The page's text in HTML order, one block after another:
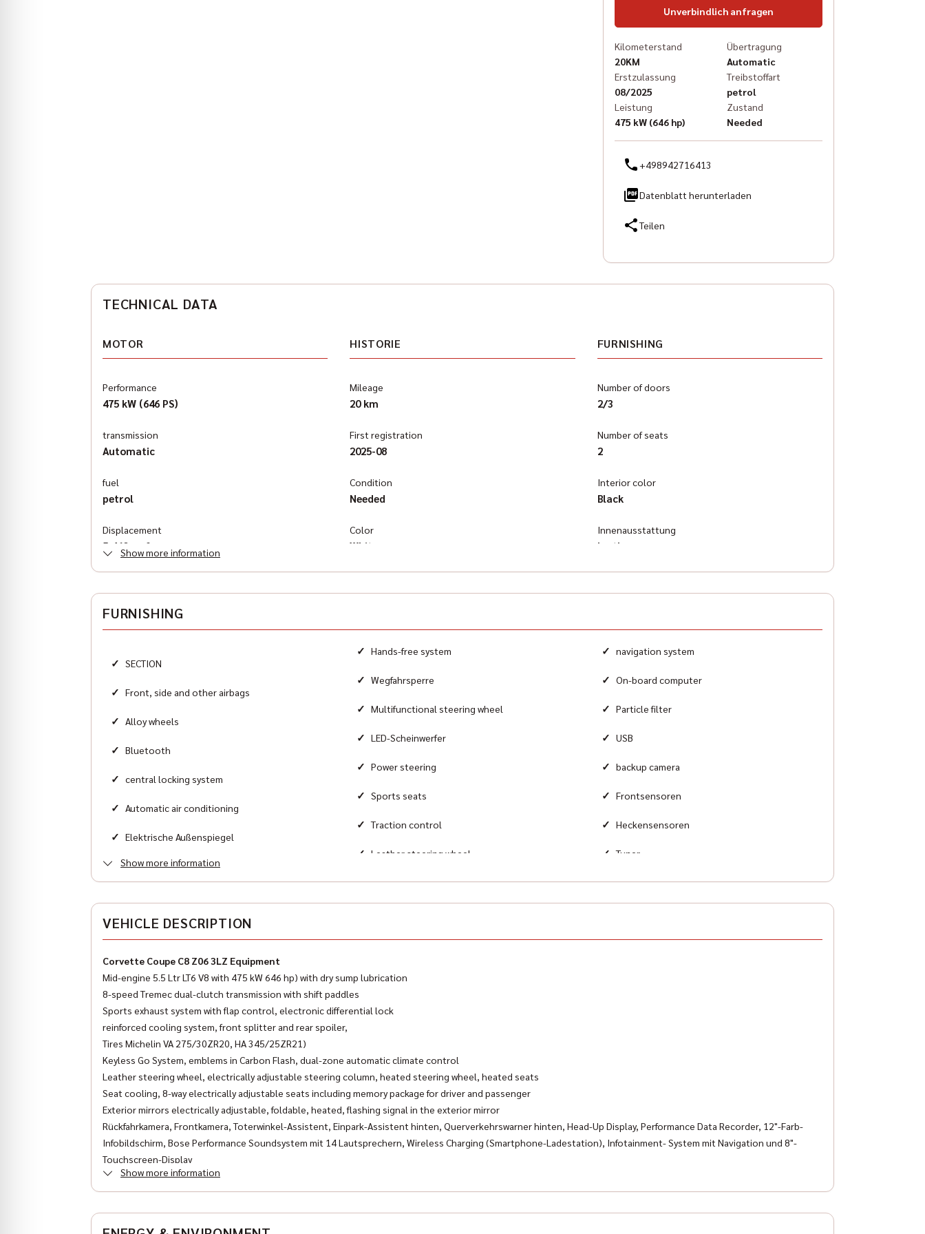
Unverbindlich anfragen
Kilometerstand
20KM
Erstzulassung
08/2025
Leistung
475 kW (646 hp)
Übertragung
Automatic
Treibstoffart
petrol
Zustand
Needed
+498942716413
Datenblatt herunterladen
Teilen
TECHNICAL DATA
MOTOR
Performance
475 kW (646 PS)
transmission
Automatic
fuel
petrol
Displacement
5,460 cm³
Heckantrieb
Sports car
HISTORIE
Mileage
20 km
First registration
2025-08
Condition
Needed
Color
White
G8G Arctic White
FURNISHING
Number of doors
2/3
Number of seats
2
Interior color
Black
Innenausstattung
leather
Automatic air conditioning
Show more information
FURNISHING
✓ SECTION
✓ Front, side and other airbags
✓ Alloy wheels
✓ Bluetooth
✓ central locking system
✓ Automatic air conditioning
✓ Elektrische Außenspiegel
✓ Elektrische Fensterheber
✓ Hands-free system
✓ Wegfahrsperre
✓ Multifunctional steering wheel
✓ LED-Scheinwerfer
✓ Power steering
✓ Sports seats
✓ Traction control
✓ Leather steering wheel
✓ Tire pressure control
✓ navigation system
✓ On-board computer
✓ Particle filter
✓ USB
✓ backup camera
✓ Frontsensoren
✓ Heckensensoren
✓ Tuner
Show more information
VEHICLE DESCRIPTION
Corvette Coupe C8 Z06 3LZ Equipment
Mid-engine 5.5 Ltr LT6 V8 with 475 kW 646 hp) with dry sump lubrication
8-speed Tremec dual-clutch transmission with shift paddles
Sports exhaust system with flap control, electronic differential lock
reinforced cooling system, front splitter and rear spoiler,
Tires Michelin VA 275/30ZR20, HA 345/25ZR21)
Keyless Go System, emblems in Carbon Flash, dual-zone automatic climate control
Leather steering wheel, electrically adjustable steering column, heated steering wheel, heated seats
Seat cooling, 8-way electrically adjustable seats including memory package for driver and passenger
Exterior mirrors electrically adjustable, foldable, heated, flashing signal in the exterior mirror
Rückfahrkamera, Frontkamera, Toterwinkel-Assistent, Einpark-Assistent hinten, Querverkehrswarner hinten, Head-Up Display, Performance Data Recorder, 12"-Farb-
Infobildschirm, Bose Performance Soundsystem mit 14 Lautsprechern, Wireless Charging (Smartphone-Ladestation), Infotainment- System mit Navigation und 8"-
Touchscreen-Display
LED headlights.
Special equipment:
Show more information